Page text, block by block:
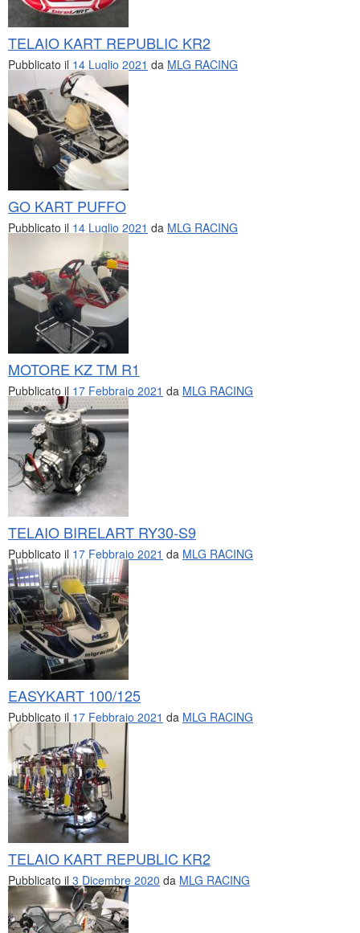
TELAIO KART REPUBLIC KR2
Pubblicato il 14 Luglio 2021 da MLG RACING
GO KART PUFFO
Pubblicato il 14 Luglio 2021 da MLG RACING
MOTORE KZ TM R1
Pubblicato il 17 Febbraio 2021 da MLG RACING
TELAIO BIRELART RY30-S9
Pubblicato il 17 Febbraio 2021 da MLG RACING
EASYKART 100/125
Pubblicato il 17 Febbraio 2021 da MLG RACING
TELAIO KART REPUBLIC KR2
Pubblicato il 3 Dicembre 2020 da MLG RACING